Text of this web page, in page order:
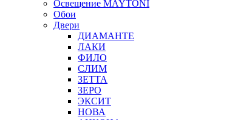
Освещение MAYTONI
Обои
Двери
ДИАМАНТЕ
ЛАКИ
ФИЛО
СЛИМ
ЗЕТТА
ЗЕРО
ЭКСИТ
НОВА